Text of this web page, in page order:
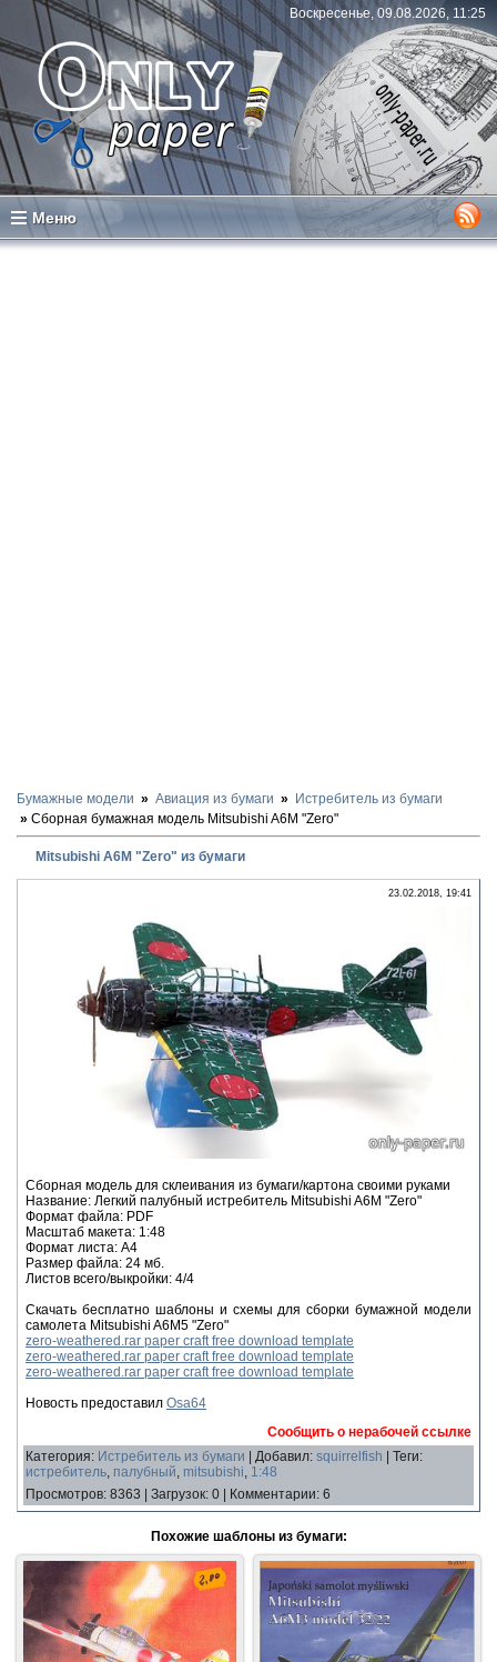
Воскресенье, 09.08.2026, 11:25
Меню
Бумажные модели Авиация из бумаги
Истребитель из бумаги
Сборная бумажная модель Mitsubishi A6M "Zero"
Mitsubishi A6M "Zero" из бумаги
23.02.2018, 19:41
Сборная модель для склеивания из бумаги/картона своими руками
Название: Легкий палубный истребитель Mitsubishi A6M "Zero"
Формат файла: PDF
Масштаб макета: 1:48
Формат листа: А4
Размер файла: 24 мб.
Листов всего/выкройки: 4/4
Скачать бесплатно шаблоны и схемы для сборки бумажной модели
самолета Mitsubishi A6M5 "Zero"
zero-weathered.rar paper craft free download template
zero-weathered.rar paper craft free download template
zero-weathered.rar paper craft free download template
Новость предоставил Osa64
Сообщить о нерабочей ссылке
Категория: Истребитель из бумаги Добавил: squirrelfish Теги:
истребитель, палубный, mitsubishi, 1:48
Просмотров: 8363 Загрузок: 0 Комментарии: 6
Похожие шаблоны из бумаги: